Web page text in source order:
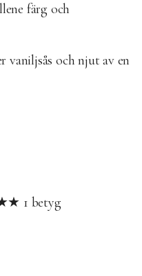
färg och
vaniljsås och njut av en
1 betyg